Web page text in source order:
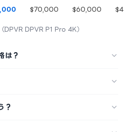
$70,000 $60,000
（DPVR DPVR P1 Pro 4K）
は？
？